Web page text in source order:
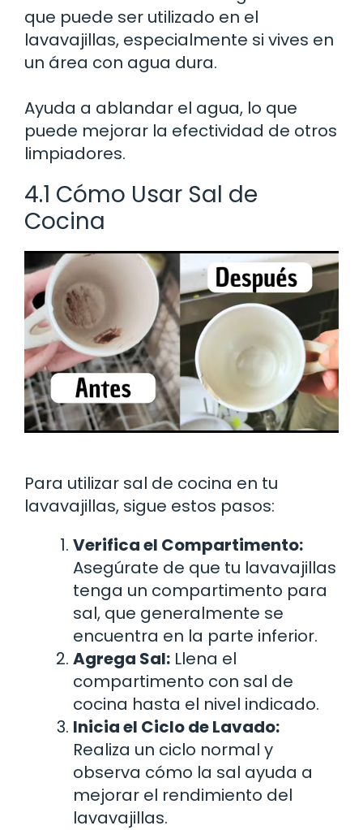
que puede ser utilizado en el
lavavajillas, especialmente si vives en
un área con agua dura.
Ayuda a ablandar el agua, lo que
puede mejorar la efectividad de otros
limpiadores.
4.1 Cómo Usar Sal de
Cocina
Para utilizar sal de cocina en tu
lavavajillas, sigue estos pasos:
Verifica el Compartimento:
Asegúrate de que tu lavavajillas
tenga un compartimento para
sal, que generalmente se
encuentra en la parte inferior.
Agrega Sal: Llena el
compartimento con sal de
cocina hasta el nivel indicado.
Inicia el Ciclo de Lavado:
Realiza un ciclo normal y
observa cómo la sal ayuda a
mejorar el rendimiento del
lavavajillas.